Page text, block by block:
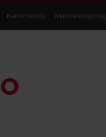
Klantenservice Mijn Leeromgeving